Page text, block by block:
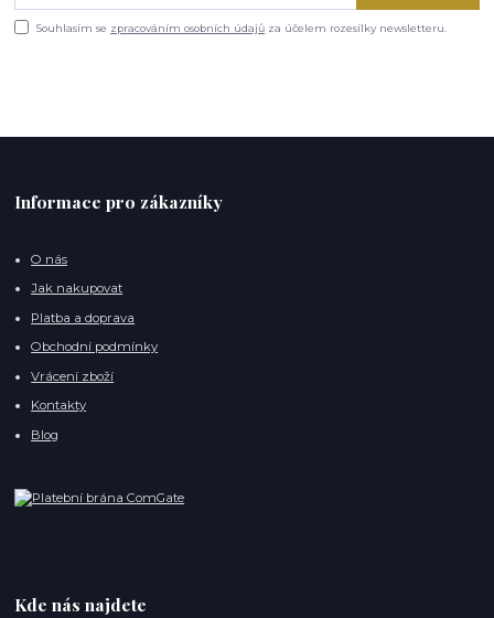
Souhlasím se zpracováním osobních údajů za účelem rozesílky newsletteru.
Informace pro zákazníky
O nás
Jak nakupovat
Platba a doprava
Obchodní podmínky
Vrácení zboží
Kontakty
Blog
Kde nás najdete